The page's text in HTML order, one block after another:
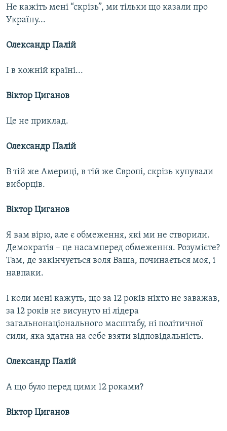
Не кажіть мені “скрізь”, ми тільки що казали про
Україну...
Олександр Палій
І в кожній країні...
Віктор Циганов
Це не приклад.
Олександр Палій
В тій же Америці, в тій же Європі, скрізь купували
виборців.
Віктор Циганов
Я вам вірю, але є обмеження, які ми не створили.
Демократія – це насамперед обмеження. Розумієте?
Там, де закінчується воля Ваша, починається моя, і
навпаки.
І коли мені кажуть, що за 12 років ніхто не заважав,
за 12 років не висунуто ні лідера
загальнонаціонального масштабу, ні політичної
сили, яка здатна на себе взяти відповідальність.
Олександр Палій
А що було перед цими 12 роками?
Віктор Циганов